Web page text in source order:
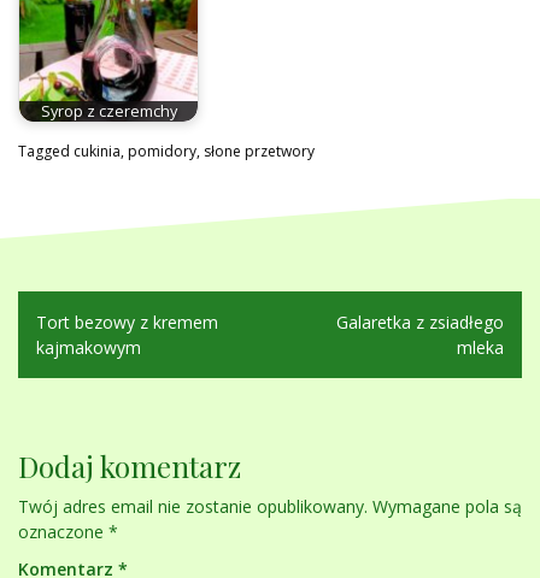
Syrop z czeremchy
Tagged cukinia,pomidory, słone przetwory
Nawigacja
wpisu
Tort bezowy z kremem
kajmakowym
Galaretka z zsiadłego
mleka
Dodaj komentarz
Twój adres email nie zostanie opublikowany. Wymagane pola są
oznaczone *
Komentarz *